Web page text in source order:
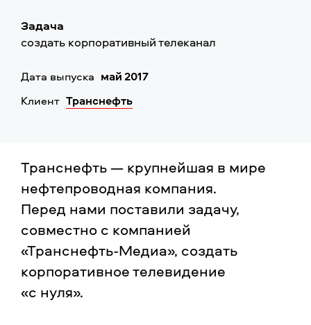
Задача
создать корпоративный телеканал
Дата выпуска май 2017
Клиент Транснефть
Транснефть — крупнейшая в мире
нефтепроводная компания.
Перед нами поставили задачу,
совместно с компанией
«Транснефть-Медиа», создать
корпоративное телевидение
«с нуля».